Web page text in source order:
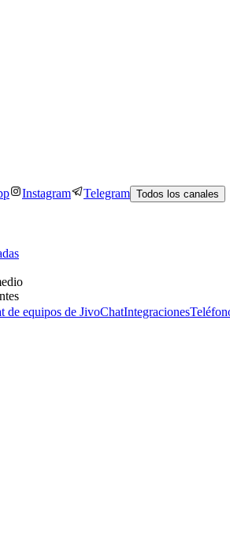
Instagram Telegram Todos los canales
de equipos de JivoChatIntegraciones